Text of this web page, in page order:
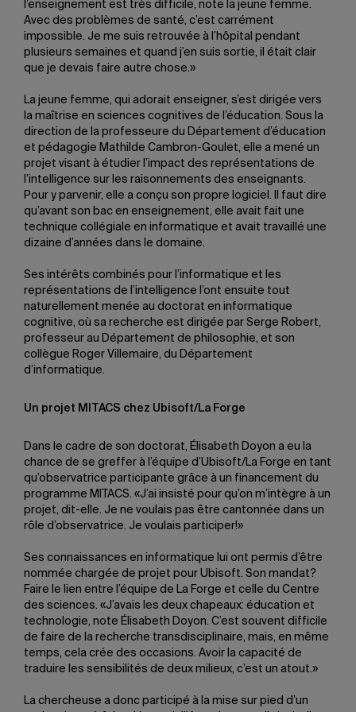
l’enseignement est très difficile, note la jeune femme.
Avec des problèmes de santé, c’est carrément
impossible. Je me suis retrouvée à l’hôpital pendant
plusieurs semaines et quand j’en suis sortie, il était clair
que je devais faire autre chose.»
La jeune femme, qui adorait enseigner, s’est dirigée vers
la maîtrise en sciences cognitives de l’éducation. Sous la
direction de la professeure du Département d’éducation
et pédagogie Mathilde Cambron-Goulet, elle a mené un
projet visant à étudier l’impact des représentations de
l’intelligence sur les raisonnements des enseignants.
Pour y parvenir, elle a conçu son propre logiciel. Il faut dire
qu’avant son bac en enseignement, elle avait fait une
technique collégiale en informatique et avait travaillé une
dizaine d’années dans le domaine.
Ses intérêts combinés pour l’informatique et les
représentations de l’intelligence l’ont ensuite tout
naturellement menée au doctorat en informatique
cognitive, où sa recherche est dirigée par Serge Robert,
professeur au Département de philosophie, et son
collègue Roger Villemaire, du Département
d’informatique.
Un projet MITACS chez Ubisoft/La Forge
Dans le cadre de son doctorat, Élisabeth Doyon a eu la
chance de se greffer à l’équipe d’Ubisoft/La Forge en tant
qu’observatrice participante grâce à un financement du
programme MITACS. «J’ai insisté pour qu’on m’intègre à un
projet, dit-elle. Je ne voulais pas être cantonnée dans un
rôle d’observatrice. Je voulais participer!»
Ses connaissances en informatique lui ont permis d’être
nommée chargée de projet pour Ubisoft. Son mandat?
Faire le lien entre l’équipe de La Forge et celle du Centre
des sciences. «J’avais les deux chapeaux: éducation et
technologie, note Élisabeth Doyon. C’est souvent difficile
de faire de la recherche transdisciplinaire, mais, en même
temps, cela crée des occasions. Avoir la capacité de
traduire les sensibilités de deux milieux, c’est un atout.»
La chercheuse a donc participé à la mise sur pied d’un